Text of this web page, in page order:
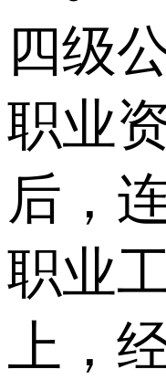
四级
职业
后，
职业
上，